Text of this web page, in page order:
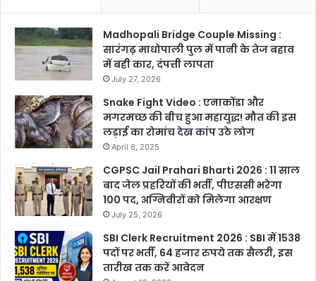
Madhopali Bridge Couple Missing :
सारंगढ़ माधोपाली पुल में पानी के तेज बहाव
में बही कार, दंपत्ती लापता
July 27, 2026
Snake Fight Video : एनाकोंडा और
मगरमच्छ की बीच हुआ महायुद्ध! मौत की इस
लड़ाई का रोमांच देख कांप उठे लोग
April 6, 2025
CGPSC Jail Prahari Bharti 2026 : 11 साल
बाद जेल प्रहरियों की भर्ती, पीएससी भरेगा
100 पद, अग्निवीरों को मिलेगा आरक्षण
July 25, 2026
SBI Clerk Recruitment 2026 : SBI में 1538
पदों पर भर्ती, 64 हजार रुपये तक सैलरी, इस
तारीख तक करें आवेदन